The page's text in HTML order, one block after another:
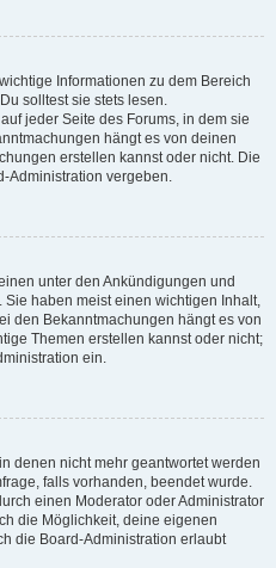
Informationen zu dem Bereich
solltest sie stets lesen.
jeder Seite des Forums, in dem sie
hängt es von deinen
erstellen kannst oder nicht. Die
Administration vergeben.
unter den Ankündigungen und
haben meist einen wichtigen Inhalt,
den Bekanntmachungen hängt es von
Themen erstellen kannst oder nicht;
ein.
denen nicht mehr geantwortet werden
falls vorhanden, beendet wurde.
einen Moderator oder Administrator
die Möglichkeit, deine eigenen
die Board-Administration erlaubt